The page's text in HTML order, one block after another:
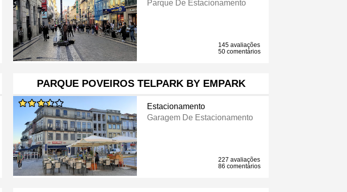
Parque De Estacionamento
145 avaliações
50 comentários
PARQUE POVEIROS TELPARK BY EMPARK
Estacionamento
Garagem De Estacionamento
227 avaliações
86 comentários